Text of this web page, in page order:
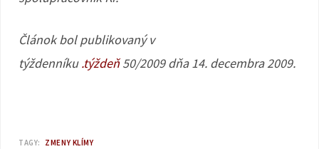
Článok bol publikovaný v
týždenníku.týždeň50/2009 dňa 14. decembra 2009.
TAGY: ZMENY KLÍMY